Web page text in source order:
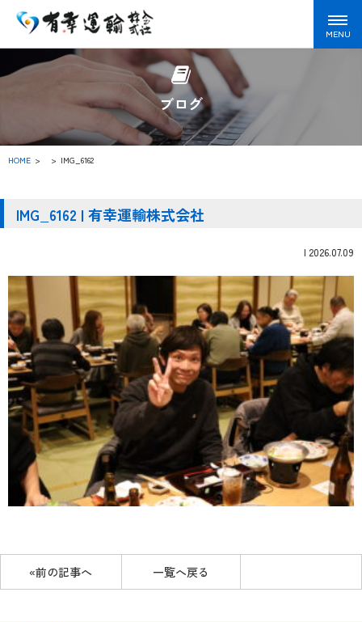
ブログ
HOME > IMG_6162
IMG_6162 | 有幸運輸株式会社
| 2026.07.09
«前の記事へ 一覧へ戻る